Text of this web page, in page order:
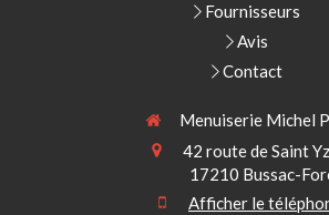
Fournisseurs
Avis
Contact
Menuiserie Michel
42 route de Saint
17210 Bussac-
Afficher le